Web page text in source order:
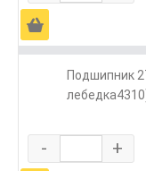
Ä
Подшипник
- +